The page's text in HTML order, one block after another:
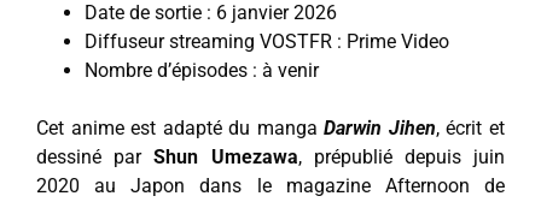
Date de sortie : 6 janvier 2026
Diffuseur streaming VOSTFR : Prime Video
Nombre d’épisodes : à venir
Cet anime est adapté du mangaDarwin Jihen, écrit et
dessiné parShun Umezawa, prépublié depuis juin
2020 au Japon dans le magazine Afternoon de